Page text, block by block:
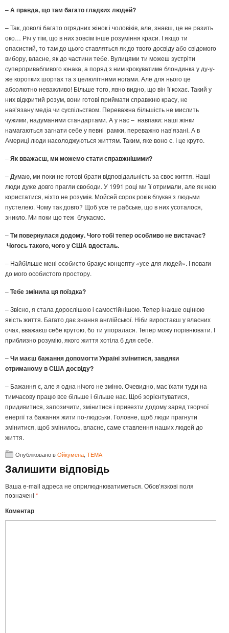
–А правда, що там багато гладких людей?
– Так, доволі багато огрядних жінок і чоловіків, але, знаєш, це не разить
око… Річ у тім, що в них зовсім інше розуміння краси. І якщо ти
опасистий, то там до цього ставляться як до твого досвіду або свідомого
вибору, власне, як до частини тебе. Вулицями ти можеш зустріти
суперпривабливого юнака, а поряд з ним крокуватиме блондинка у ду-у-
же коротких шортах та з целюлітними ногами. Але для нього це
абсолютно неважливо! Більше того, явно видно, що він її кохає. Такий у
них відкритий розум, вони готові приймати справжню красу, не
нав’язану медіа чи суспільством. Переважна більшість не мислить
чужими, надуманими стандартами. А у нас – навпаки: наші жінки
намагаються загнати себе у певні рамки, переважно нав’язані. А в
Америці люди насолоджуються життям. Таким, яке воно є. І це круто.
–Як вважаєш, ми можемо стати справжнішими?
– Думаю, ми поки не готові брати відповідальність за своє життя. Наші
люди дуже довго прагли свободи. У 1991 році ми її отримали, але як нею
користатися, ніхто не розумів. Мойсей сорок років блукав з людьми
пустелею. Чому так довго? Щоб усе те рабське, що в них усоталося,
зникло. Ми поки що теж блукаємо.
–Ти повернулася додому. Чого тобі тепер особливо не вистачає?
Чогось такого, чого у США вдосталь.
– Найбільше мені особисто бракує концепту «усе для людей». І поваги
до мого особистого простору.
–Тебе змінила ця поїздка?
– Звісно, я стала дорослішою і самостійнішою. Тепер інакше оцінюю
якість життя. Багато дає знання англійської. Ніби виростаєш у власних
очах, вважаєш себе крутою, бо ти упоралася. Тепер можу порівнювати. І
приблизно розумію, якого життя хотіла б для себе.
–Чи маєш бажання допомогти Україні змінитися, завдяки
отриманому в США досвіду?
– Бажання є, але я одна нічого не зміню. Очевидно, має їхати туди на
тимчасову працю все більше і більше нас. Щоб зорієнтуватися,
придивитися, запозичити, змінитися і привезти додому заряд творчої
енергії та бажання жити по-людськи. Головне, щоб люди прагнути
змінитися, щоб змінилось, власне, саме ставлення наших людей до
життя.
Опубліковано вОйкумена, ТЕМА
Залишити відповідь
Ваша e-mail адреса не оприлюднюватиметься. Обов’язкові поля
позначені *
Коментар